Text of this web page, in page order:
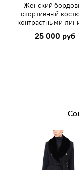
Женский
спортивный
контрастными
25 000 руб